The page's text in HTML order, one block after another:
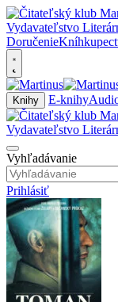
Doručenie
Knihy E-knihy
Vyhľadávanie
Prihlásiť